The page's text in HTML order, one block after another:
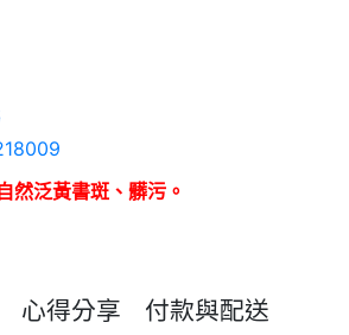
然泛黃書斑、髒污。
心得分享 付款與配送